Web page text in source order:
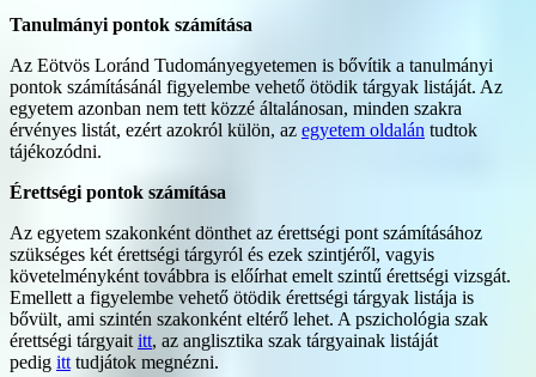
Tanulmányi pontok számítása
Az Eötvös Loránd Tudományegyetemen is bővítik a tanulmányi
pontok számításánál figyelembe vehető ötödik tárgyak listáját. Az
egyetem azonban nem tett közzé általánosan, minden szakra
érvényes listát, ezért azokról külön, az egyetem oldalán tudtok
tájékozódni.
Érettségi pontok számítása
Az egyetem szakonként dönthet az érettségi pont számításához
szükséges két érettségi tárgyról és ezek szintjéről, vagyis
követelményként továbbra is előírhat emelt szintű érettségi vizsgát.
Emellett a figyelembe vehető ötödik érettségi tárgyak listája is
bővült, ami szintén szakonként eltérő lehet. A pszichológia szak
érettségi tárgyait itt, az anglisztika szak tárgyainak listáját
pedig itt tudjátok megnézni.